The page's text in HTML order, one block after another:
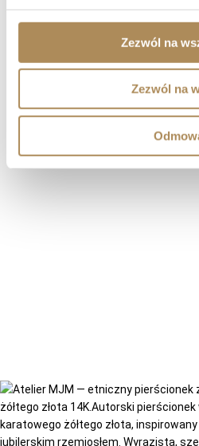
Zezwól na
Zezwól na